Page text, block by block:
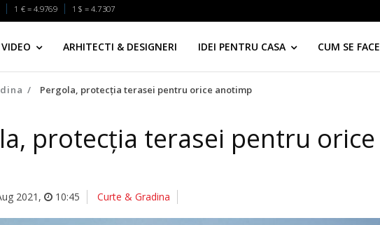
1 € = 4.9769 1 $ = 4.7307
VIDEO ARHITECTI & DESIGNERI IDEI PENTRU CASA CUM SE FACE
Pergola, protecția terasei pentru orice anotimp
protecția terasei pentru orice
2021 , 10:45 Curte & Gradina